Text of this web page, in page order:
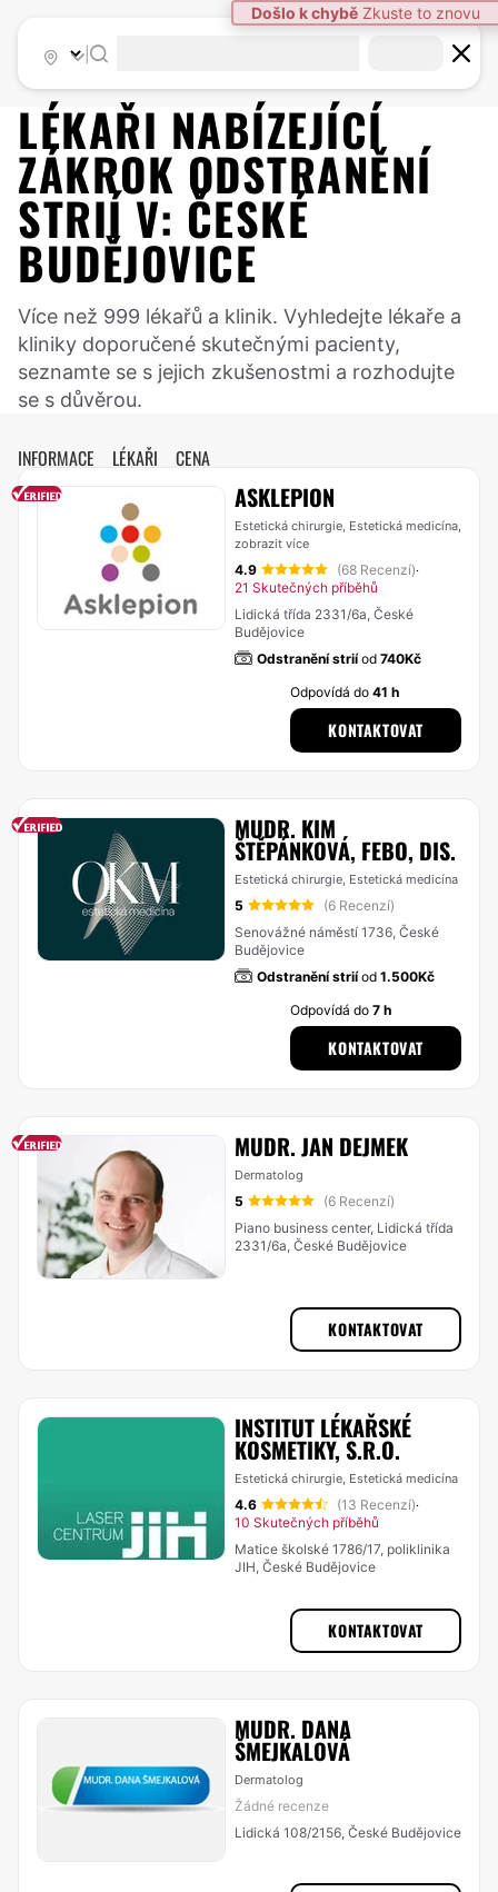
LÉKAŘI NABÍZEJÍCÍ
ZÁKROK ODSTRANĚNÍ
STRIÍ V: ČESKÉ
BUDĚJOVICE
Více než 999 lékařů a klinik. Vyhledejte lékaře a
kliniky doporučené skutečnými pacienty,
seznamte se s jejich zkušenostmi a rozhodujte
se s důvěrou.
INFORMACE LÉKAŘI CENA
ASKLEPION
Estetická chirurgie, Estetická medicína,
zobrazit více
4.9 (68 Recenzí)·
21 Skutečných příběhů
Lidická třída 2331/6a, České
Budějovice
Odstranění striíod 740Kč
Odpovídá do41 h
KONTAKTOVAT
MUDR. KIM
ŠTĚPÁNKOVÁ, FEBO, DIS.
Estetická chirurgie, Estetická medicína
5
(6 Recenzí)
Senovážné náměstí 1736, České
Budějovice
Odstranění striíod 1.500Kč
Odpovídá do7 h
KONTAKTOVAT
MUDR. JAN DEJMEK
Dermatolog
5
(6 Recenzí)
Piano business center, Lidická třída
2331/6a, České Budějovice
KONTAKTOVAT
INSTITUT LÉKAŘSKÉ
KOSMETIKY, S.R.O.
Estetická chirurgie, Estetická medicína
4.6 (13 Recenzí)·
10 Skutečných příběhů
Matice školské 1786/17, poliklinika
JIH, České Budějovice
KONTAKTOVAT
MUDR. DANA
ŠMEJKALOVÁ
Dermatolog
Žádné recenze
Lidická 108/2156, České Budějovice